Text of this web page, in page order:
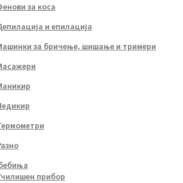
за коса
и епилација
за бричење, шишање и тримери
прибор